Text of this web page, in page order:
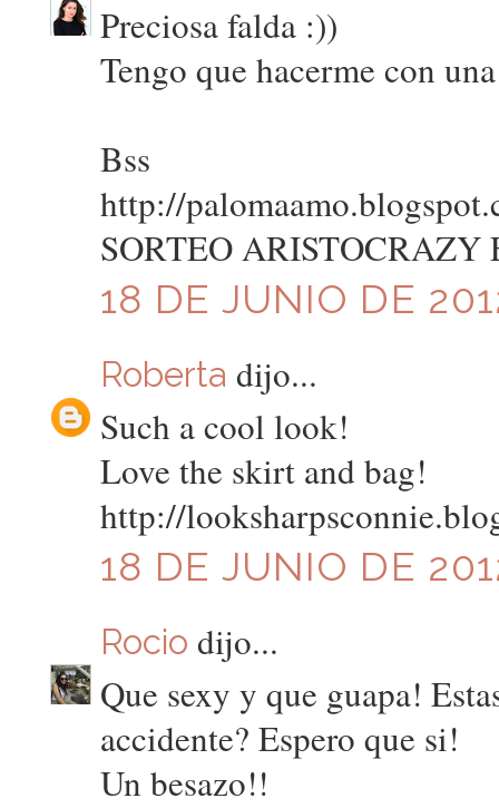
Preciosa falda :))
Tengo que hacerme con
Bss
http://
SORTEO ARISTOCRAZY
18 DE JUNIO DE
Roberta dijo...
Such a cool look!
Love the skirt and bag!
http://
18 DE JUNIO DE
Rocio dijo...
Que sexy y que guapa!
accidente? Espero que si!
Un besazo!!